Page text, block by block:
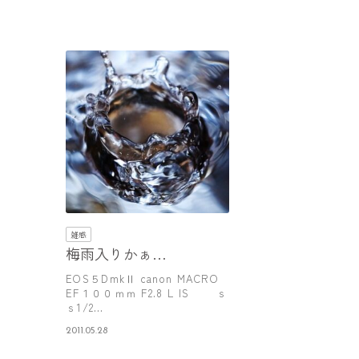
雑感
梅雨入りかぁ…
EOS５DmkⅡ canon MACRO
EF１００ｍｍ F2.8 L IS ｓ
ｓ1/2…
2011.05.28